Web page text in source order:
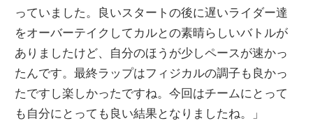
っていました。良いスタートの後に遅いライダー達
をオーバーテイクしてカルとの素晴らしいバトルが
ありましたけど、自分のほうが少しペースが速かっ
たんです。最終ラップはフィジカルの調子も良かっ
たですし楽しかったですね。今回はチームにとって
も自分にとっても良い結果となりましたね。」